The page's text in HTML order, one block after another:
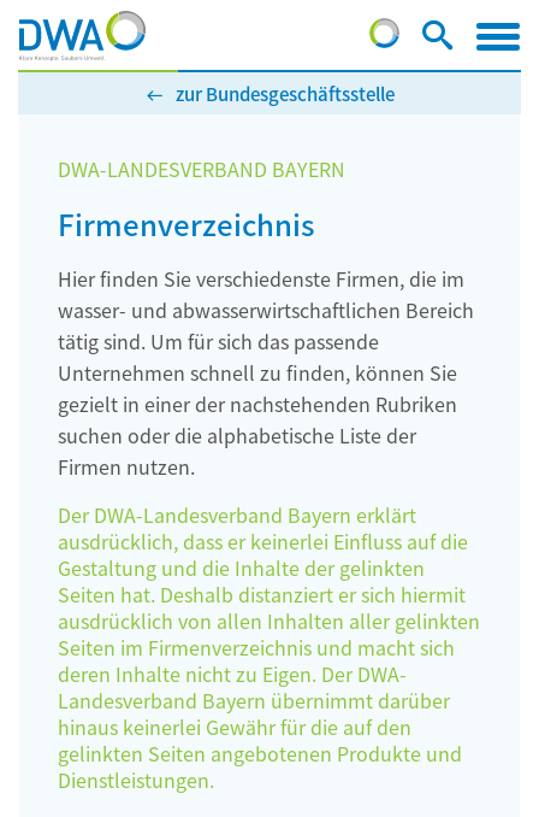
zur Bundesgeschäftsstelle
DWA-LANDESVERBAND BAYERN
Firmenverzeichnis
Hier finden Sie verschiedenste Firmen, die im
wasser- und abwasserwirtschaftlichen Bereich
tätig sind. Um für sich das passende
Unternehmen schnell zu finden, können Sie
gezielt in einer der nachstehenden Rubriken
suchen oder die alphabetische Liste der
Firmen nutzen.
Der DWA-Landesverband Bayern erklärt
ausdrücklich, dass er keinerlei Einfluss auf die
Gestaltung und die Inhalte der gelinkten
Seiten hat. Deshalb distanziert er sich hiermit
ausdrücklich von allen Inhalten aller gelinkten
Seiten im Firmenverzeichnis und macht sich
deren Inhalte nicht zu Eigen. Der DWA-
Landesverband Bayern übernimmt darüber
hinaus keinerlei Gewähr für die auf den
gelinkten Seiten angebotenen Produkte und
Dienstleistungen.